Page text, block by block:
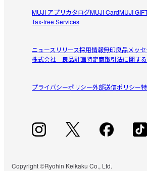
MUJI アプリカタログMUJI CardMUJI
Tax-free Services
ニュースリリース採用情報無印良品メッ
株式会社 良品計画特定商取引法に関す
プライバシーポリシー外部送信ポリシー
Copyright ©Ryohin Keikaku Co., Ltd.